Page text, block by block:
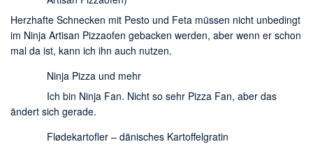
Herzhafte Schnecken mit Pesto und Feta müssen nicht unbedingt
im Ninja Artisan Pizzaofen gebacken werden, aber wenn er schon
mal da ist, kann ich ihn auch nutzen.
Ninja Pizza und mehr
Ich bin Ninja Fan. Nicht so sehr Pizza Fan, aber das
ändert sich gerade.
Flødekartofler – dänisches Kartoffelgratin